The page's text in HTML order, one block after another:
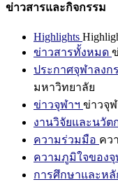
ข่าวสารและกิจกรรม
Highlights
ข่าวสารทั้งหมด
ประกาศจุฬาลง
มหาวิทยาลัย
ข่าวจุฬาฯ ข่าวจุ
งานวิจัยและนวัต
ความร่วมมือ คว
ความภูมิใจของจุ
การศึกษาและหลั